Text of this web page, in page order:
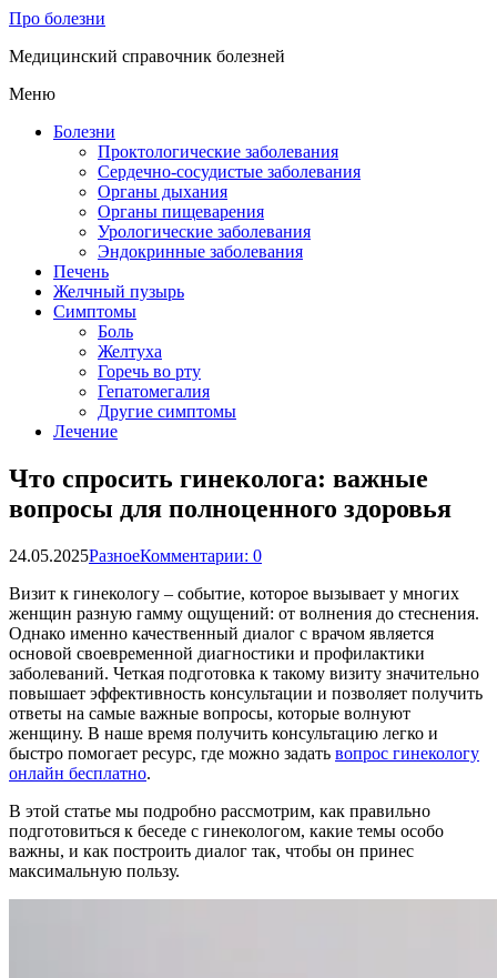
Про болезни
Медицинский справочник болезней
Меню
Болезни
Проктологические заболевания
Сердечно-сосудистые заболевания
Органы дыхания
Органы пищеварения
Урологические заболевания
Эндокринные заболевания
Печень
Желчный пузырь
Симптомы
Боль
Желтуха
Горечь во рту
Гепатомегалия
Другие симптомы
Лечение
Что спросить гинеколога: важные
вопросы для полноценного здоровья
24.05.2025РазноеКомментарии: 0
Визит к гинекологу – событие, которое вызывает у многих
женщин разную гамму ощущений: от волнения до стеснения.
Однако именно качественный диалог с врачом является
основой своевременной диагностики и профилактики
заболеваний. Четкая подготовка к такому визиту значительно
повышает эффективность консультации и позволяет получить
ответы на самые важные вопросы, которые волнуют
женщину. В наше время получить консультацию легко и
быстро помогает ресурс, где можно задать вопрос гинекологу
онлайн бесплатно.
В этой статье мы подробно рассмотрим, как правильно
подготовиться к беседе с гинекологом, какие темы особо
важны, и как построить диалог так, чтобы он принес
максимальную пользу.